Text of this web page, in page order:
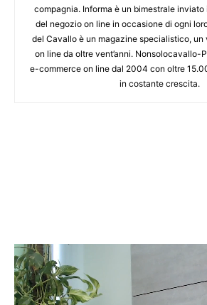
compagnia. Informa è un bimestrale
del negozio on line in occasione di ogni
del Cavallo è un magazine specialistico, un
on line da oltre vent’anni. Nonsolocavallo-
e-commerce on line dal 2004 con oltre
in costante crescita.